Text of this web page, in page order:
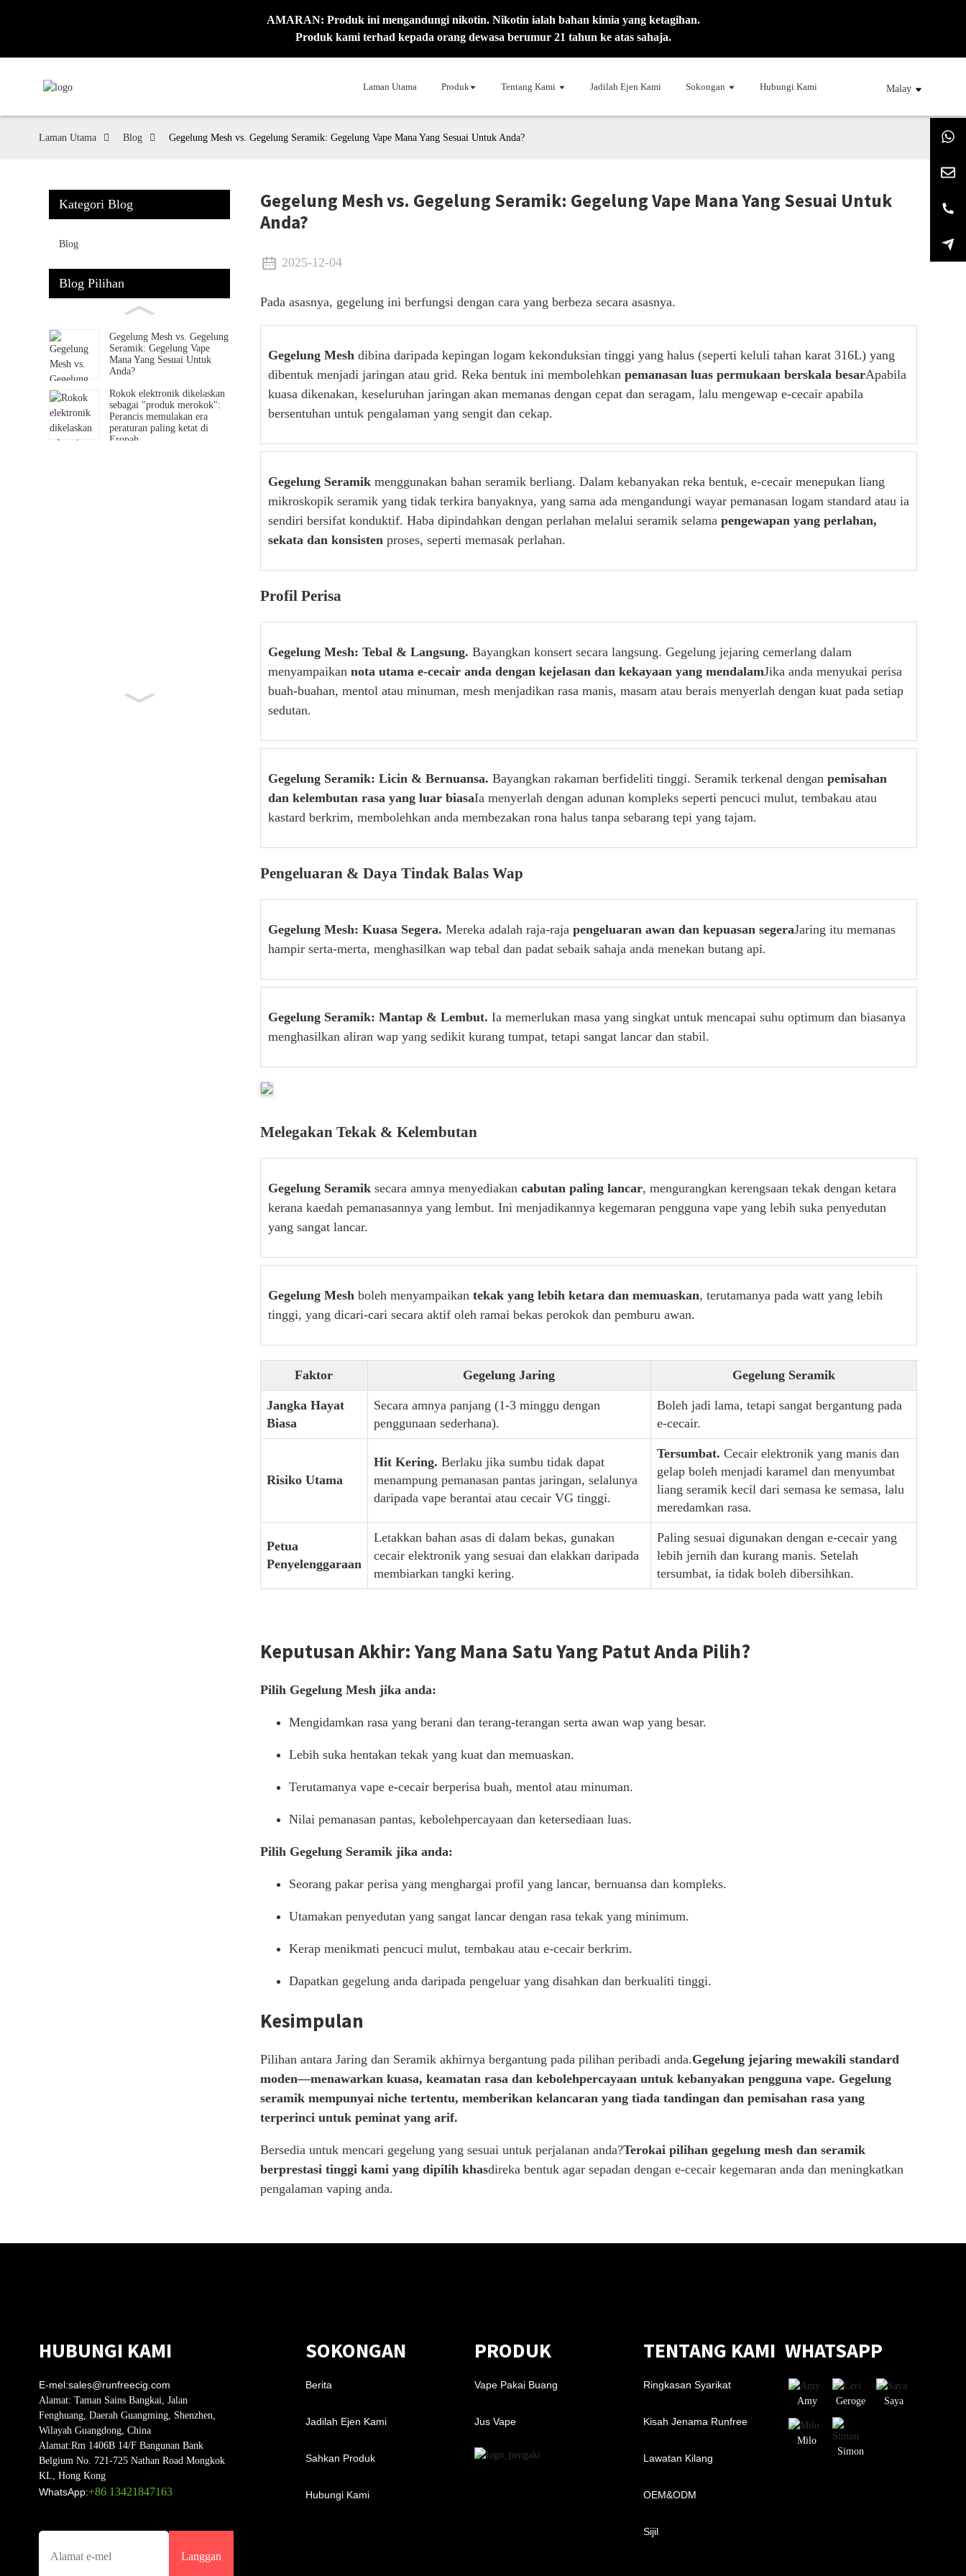
AMARAN: Produk ini mengandungi nikotin. Nikotin ialah bahan kimia yang ketagihan.
Produk kami terhad kepada orang dewasa berumur 21 tahun ke atas sahaja.
Laman Utama Produk Tentang Kami Jadilah Ejen Kami Sokongan Hubungi Kami Malay
Laman Utama Blog Gegelung Mesh vs. Gegelung Seramik: Gegelung Vape Mana Yang Sesuai Untuk Anda?
Kategori Blog
Blog
Blog Pilihan
Gegelung Mesh vs. Gegelung
Seramik: Gegelung Vape
Mana Yang Sesuai Untuk
Anda?
Rokok elektronik dikelaskan
sebagai "produk merokok":
Perancis memulakan era
peraturan paling ketat di
Eropah
Gegelung Mesh vs. Gegelung Seramik: Gegelung Vape Mana Yang Sesuai Untuk
Anda?
2025-12-04
Pada asasnya, gegelung ini berfungsi dengan cara yang berbeza secara asasnya.
Gegelung Meshdibina daripada kepingan logam kekonduksian tinggi yang halus (seperti keluli tahan karat 316L) yang
dibentuk menjadi jaringan atau grid. Reka bentuk ini membolehkan pemanasan luas permukaan berskala besarApabila
kuasa dikenakan, keseluruhan jaringan akan memanas dengan cepat dan seragam, lalu mengewap e-cecair apabila
bersentuhan untuk pengalaman yang sengit dan cekap.
Gegelung Seramikmenggunakan bahan seramik berliang. Dalam kebanyakan reka bentuk, e-cecair menepukan liang
mikroskopik seramik yang tidak terkira banyaknya, yang sama ada mengandungi wayar pemanasan logam standard atau ia
sendiri bersifat konduktif. Haba dipindahkan dengan perlahan melalui seramik selama pengewapan yang perlahan,
sekata dan konsistenproses, seperti memasak perlahan.
Profil Perisa
Gegelung Mesh: Tebal & Langsung. Bayangkan konsert secara langsung. Gegelung jejaring cemerlang dalam
menyampaikan nota utama e-cecair anda dengan kejelasan dan kekayaan yang mendalamJika anda menyukai perisa
buah-buahan, mentol atau minuman, mesh menjadikan rasa manis, masam atau berais menyerlah dengan kuat pada setiap
sedutan.
Gegelung Seramik: Licin & Bernuansa. Bayangkan rakaman berfideliti tinggi. Seramik terkenal dengan pemisahan
dan kelembutan rasa yang luar biasaIa menyerlah dengan adunan kompleks seperti pencuci mulut, tembakau atau
kastard berkrim, membolehkan anda membezakan rona halus tanpa sebarang tepi yang tajam.
Pengeluaran & Daya Tindak Balas Wap
Gegelung Mesh: Kuasa Segera. Mereka adalah raja-raja pengeluaran awan dan kepuasan segeraJaring itu memanas
hampir serta-merta, menghasilkan wap tebal dan padat sebaik sahaja anda menekan butang api.
Gegelung Seramik: Mantap & Lembut. Ia memerlukan masa yang singkat untuk mencapai suhu optimum dan biasanya
menghasilkan aliran wap yang sedikit kurang tumpat, tetapi sangat lancar dan stabil.
Melegakan Tekak & Kelembutan
Gegelung Seramiksecara amnya menyediakan cabutan paling lancar, mengurangkan kerengsaan tekak dengan ketara
kerana kaedah pemanasannya yang lembut. Ini menjadikannya kegemaran pengguna vape yang lebih suka penyedutan
yang sangat lancar.
Gegelung Meshboleh menyampaikan tekak yang lebih ketara dan memuaskan, terutamanya pada watt yang lebih
tinggi, yang dicari-cari secara aktif oleh ramai bekas perokok dan pemburu awan.
Faktor Gegelung Jaring Gegelung Seramik
Jangka Hayat
Biasa
Secara amnya panjang (1-3 minggu dengan
penggunaan sederhana).
Boleh jadi lama, tetapi sangat bergantung pada
e-cecair.
Risiko Utama
Hit Kering. Berlaku jika sumbu tidak dapat
menampung pemanasan pantas jaringan, selalunya
daripada vape berantai atau cecair VG tinggi.
Tersumbat. Cecair elektronik yang manis dan
gelap boleh menjadi karamel dan menyumbat
liang seramik kecil dari semasa ke semasa, lalu
meredamkan rasa.
Petua
Penyelenggaraan
Letakkan bahan asas di dalam bekas, gunakan
cecair elektronik yang sesuai dan elakkan daripada
membiarkan tangki kering.
Paling sesuai digunakan dengan e-cecair yang
lebih jernih dan kurang manis. Setelah
tersumbat, ia tidak boleh dibersihkan.
Keputusan Akhir: Yang Mana Satu Yang Patut Anda Pilih?
Pilih Gegelung Mesh jika anda:
Mengidamkan rasa yang berani dan terang-terangan serta awan wap yang besar.
Lebih suka hentakan tekak yang kuat dan memuaskan.
Terutamanya vape e-cecair berperisa buah, mentol atau minuman.
Nilai pemanasan pantas, kebolehpercayaan dan ketersediaan luas.
Pilih Gegelung Seramik jika anda:
Seorang pakar perisa yang menghargai profil yang lancar, bernuansa dan kompleks.
Utamakan penyedutan yang sangat lancar dengan rasa tekak yang minimum.
Kerap menikmati pencuci mulut, tembakau atau e-cecair berkrim.
Dapatkan gegelung anda daripada pengeluar yang disahkan dan berkualiti tinggi.
Kesimpulan
Pilihan antara Jaring dan Seramik akhirnya bergantung pada pilihan peribadi anda.Gegelung jejaring mewakili standard
moden—menawarkan kuasa, keamatan rasa dan kebolehpercayaan untuk kebanyakan pengguna vape. Gegelung
seramik mempunyai niche tertentu, memberikan kelancaran yang tiada tandingan dan pemisahan rasa yang
terperinci untuk peminat yang arif.
Bersedia untuk mencari gegelung yang sesuai untuk perjalanan anda?Terokai pilihan gegelung mesh dan seramik
berprestasi tinggi kami yang dipilih khasdireka bentuk agar sepadan dengan e-cecair kegemaran anda dan meningkatkan
pengalaman vaping anda.
HUBUNGI KAMI
E-mel:sales@runfreecig.com
Alamat: Taman Sains Bangkai, Jalan
Fenghuang, Daerah Guangming, Shenzhen,
Wilayah Guangdong, China
Alamat:Rm 1406B 14/F Bangunan Bank
Belgium No. 721-725 Nathan Road Mongkok
KL, Hong Kong
WhatsApp:+86 13421847163
Langgan
SOKONGAN
Berita
Jadilah Ejen Kami
Sahkan Produk
Hubungi Kami
PRODUK
Vape Pakai Buang
Jus Vape
TENTANG KAMI
Ringkasan Syarikat
Kisah Jenama Runfree
Lawatan Kilang
OEM&ODM
Sijil
WHATSAPP
Amy Geroge Saya
Milo
Simon